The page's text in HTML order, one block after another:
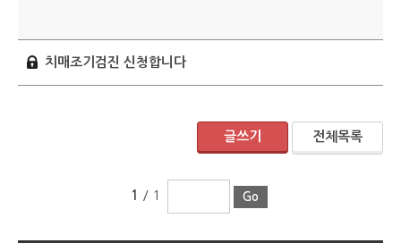
치매조기검진 신청합니다
글쓰기 전체목록
1 / 1